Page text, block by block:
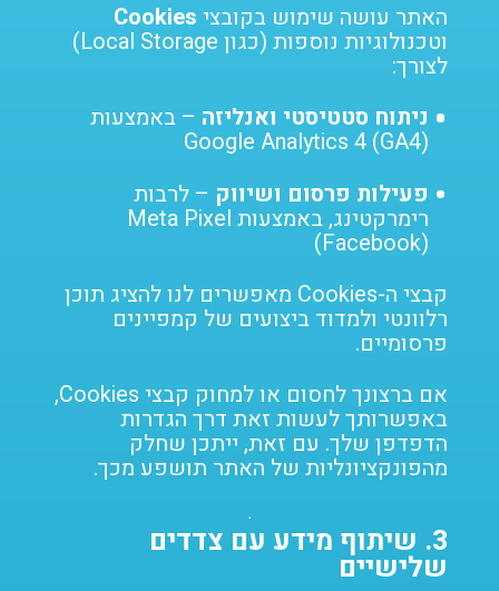
האתר עושה שימוש בקובצי Cookies
וטכנולוגיות נוספות (כגון Local Storage)
לצורך:
ניתוח סטטיסטי ואנליזה – באמצעות
Google Analytics 4 (GA4)
פעילות פרסום ושיווק – לרבות
רימרקטינג, באמצעות Meta Pixel
(Facebook)
קבצי ה-Cookies מאפשרים לנו להציג תוכן
רלוונטי ולמדוד ביצועים של קמפיינים
פרסומיים.
אם ברצונך לחסום או למחוק קבצי Cookies,
באפשרותך לעשות זאת דרך הגדרות
הדפדפן שלך. עם זאת, ייתכן שחלק
מהפונקציונליות של האתר תושפע מכך.
3. שיתוף מידע עם צדדים
שלישיים